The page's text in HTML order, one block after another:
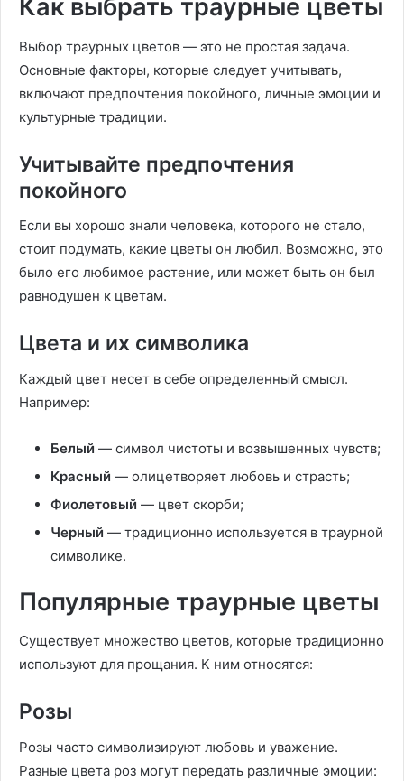
Как выбрать траурные цветы
Выбор траурных цветов — это не простая задача.
Основные факторы, которые следует учитывать,
включают предпочтения покойного, личные эмоции и
культурные традиции.
Учитывайте предпочтения
покойного
Если вы хорошо знали человека, которого не стало,
стоит подумать, какие цветы он любил. Возможно, это
было его любимое растение, или может быть он был
равнодушен к цветам.
Цвета и их символика
Каждый цвет несет в себе определенный смысл.
Например:
Белый — символ чистоты и возвышенных чувств;
Красный — олицетворяет любовь и страсть;
Фиолетовый — цвет скорби;
Черный — традиционно используется в траурной
символике.
Популярные траурные цветы
Существует множество цветов, которые традиционно
используют для прощания. К ним относятся:
Розы
Розы часто символизируют любовь и уважение.
Разные цвета роз могут передать различные эмоции: